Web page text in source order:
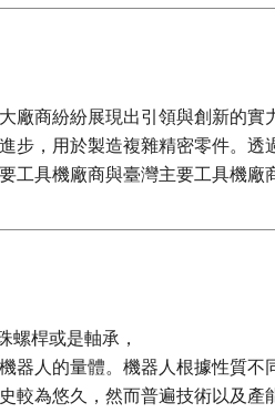
商紛紛展現出引領與創新的
，用於製造複雜精密零件。
具機廠商與臺灣主要工具機廠
桿或是軸承，
人的量體。機器人根據性質
為悠久，然而普遍技術以及